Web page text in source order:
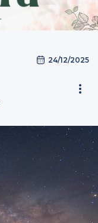
24/12/2025